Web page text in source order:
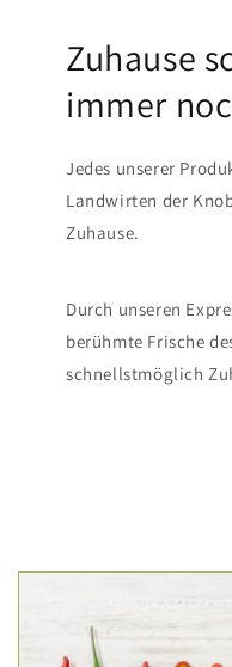
Zuhause
immer
Jedes unserer
Landwirten der
Zuhause.
Durch unseren
berühmte Frische
schnellstmöglich